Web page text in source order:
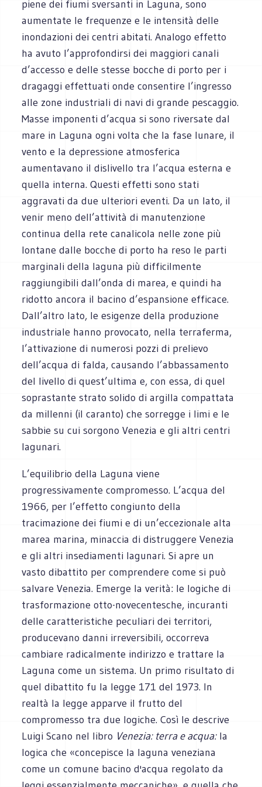
piene dei fiumi sversanti in Laguna, sono
aumentate le frequenze e le intensità delle
inondazioni dei centri abitati. Analogo effetto
ha avuto l’approfondirsi dei maggiori canali
d’accesso e delle stesse bocche di porto per i
dragaggi effettuati onde consentire l’ingresso
alle zone industriali di navi di grande pescaggio.
Masse imponenti d’acqua si sono riversate dal
mare in Laguna ogni volta che la fase lunare, il
vento e la depressione atmosferica
aumentavano il dislivello tra l’acqua esterna e
quella interna. Questi effetti sono stati
aggravati da due ulteriori eventi. Da un lato, il
venir meno dell’attività di manutenzione
continua della rete canalicola nelle zone più
lontane dalle bocche di porto ha reso le parti
marginali della laguna più difficilmente
raggiungibili dall’onda di marea, e quindi ha
ridotto ancora il bacino d’espansione efficace.
Dall’altro lato, le esigenze della produzione
industriale hanno provocato, nella terraferma,
l’attivazione di numerosi pozzi di prelievo
dell’acqua di falda, causando l’abbassamento
del livello di quest’ultima e, con essa, di quel
soprastante strato solido di argilla compattata
da millenni (il caranto) che sorregge i limi e le
sabbie su cui sorgono Venezia e gli altri centri
lagunari.
L’equilibrio della Laguna viene
progressivamente compromesso. L’acqua del
1966, per l’effetto congiunto della
tracimazione dei fiumi e di un’eccezionale alta
marea marina, minaccia di distruggere Venezia
e gli altri insediamenti lagunari. Si apre un
vasto dibattito per comprendere come si può
salvare Venezia. Emerge la verità: le logiche di
trasformazione otto-novecentesche, incuranti
delle caratteristiche peculiari dei territori,
producevano danni irreversibili, occorreva
cambiare radicalmente indirizzo e trattare la
Laguna come un sistema. Un primo risultato di
quel dibattito fu la legge 171 del 1973. In
realtà la legge apparve il frutto del
compromesso tra due logiche. Così le descrive
Luigi Scano nel libro Venezia: terra e acqua:la
logica che «concepisce la laguna veneziana
come un comune bacino d'acqua regolato da